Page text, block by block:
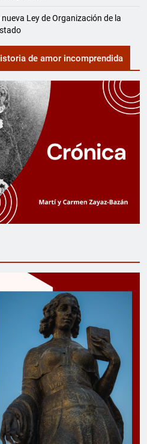
Ley de Organización de la
de amor incomprendida